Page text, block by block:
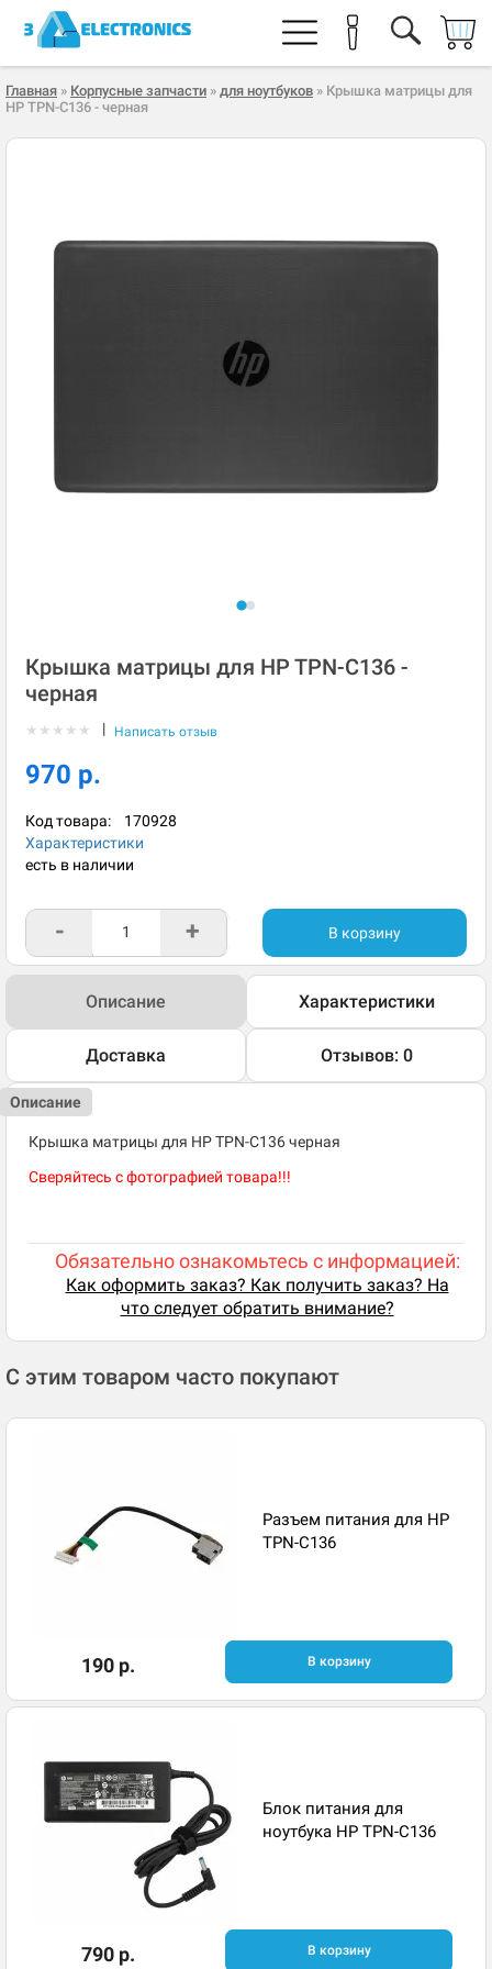
Главная » Корпусные запчасти » для ноутбуков » Крышка матрицы для
HP TPN-C136 - черная
Крышка матрицы для HP TPN-C136 -
черная
★ ★ ★ ★ ★ | Написать отзыв
970 р.
Код товара: 170928
Характеристики
есть в наличии
- + В корзину
Описание Характеристики
Доставка Отзывов: 0
Описание
Крышка матрицы для HP TPN-C136 черная
Сверяйтесь с фотографией товара!!!
Обязательно ознакомьтесь с информацией:
Как оформить заказ? Как получить заказ? На
что следует обратить внимание?
С этим товаром часто покупают
Разъем питания для HP
TPN-C136
190 р. В корзину
Блок питания для
ноутбука HP TPN-C136
790 р. В корзину